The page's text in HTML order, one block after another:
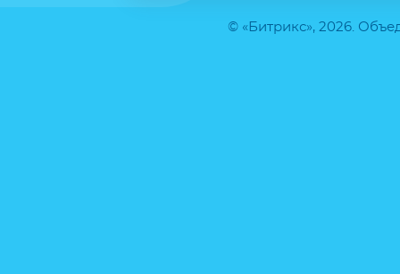
© «Битрикс», 2026.